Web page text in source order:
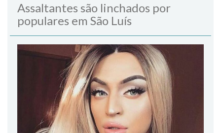
Assaltantes são linchados por
populares em São Luís